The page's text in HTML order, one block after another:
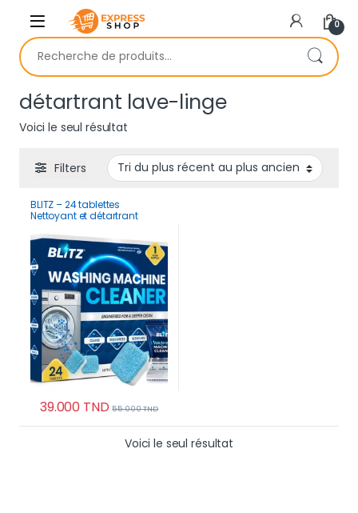
Skip to navigation
Skip to content
0
Recherche pour :
détartrant lave-linge
Voici le seul résultat
Filters
BLITZ – 24 tablettes
Nettoyant et détartrant
Complet pour 12 Mois
39.000 TND 55.000TND
Voici le seul résultat